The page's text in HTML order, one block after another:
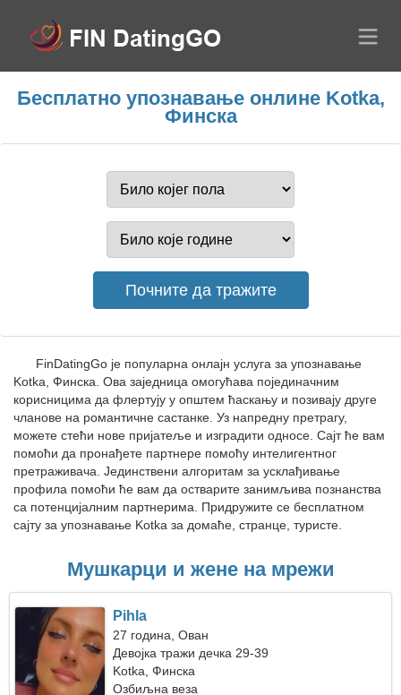
Бесплатно упознавање онлине Kotka,
Финска
FinDatingGo је популарна онлајн услуга за упознавање
Kotka, Финска. Ова заједница омогућава појединачним
корисницима да флертују у општем ћаскању и позивају друге
чланове на романтичне састанке. Уз напредну претрагу,
можете стећи нове пријатеље и изградити односе. Сајт ће вам
помоћи да пронађете партнере помоћу интелигентног
претраживача. Јединствени алгоритам за усклађивање
профила помоћи ће вам да остварите занимљива познанства
са потенцијалним партнерима. Придружите се бесплатном
сајту за упознавање Kotka за домаће, странце, туристе.
Мушкарци и жене на мрежи
Pihla
27 година, Ован
Девојка тражи дечка 29-39
Kotka, Финска
Озбиљна веза